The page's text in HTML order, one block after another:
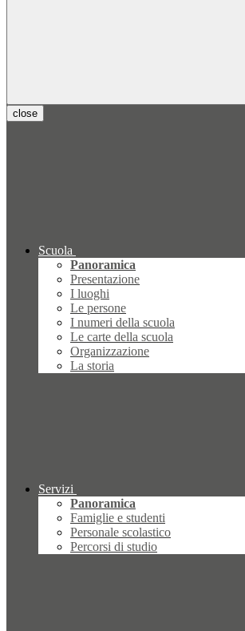
close
Scuola
Panoramica
Presentazione
I luoghi
Le persone
I numeri della scuola
Le carte della scuola
Organizzazione
La storia
Servizi
Panoramica
Famiglie e studenti
Personale scolastico
Percorsi di studio